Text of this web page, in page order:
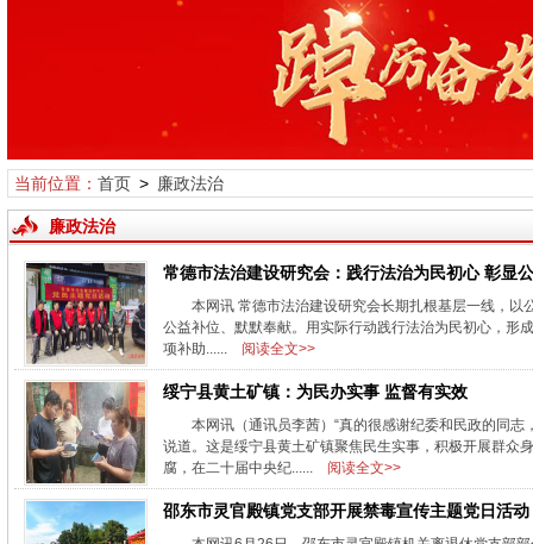
当前位置： 首页> 廉政法治
廉政法治
常德市法治建设研究会：践行法治为民初心 彰显
本网讯 常德市法治建设研究会长期扎根基层一线，
公益补位、默默奉献。用实际行动践行法治为民初心，形
项补助......
阅读全文>>
绥宁县黄土矿镇：为民办实事 监督有实效
本网讯（通讯员李茜）“真的很感谢纪委和民政的同
说道。这是绥宁县黄土矿镇聚焦民生实事，积极开展群众
腐，在二十届中央纪......
阅读全文>>
邵东市灵官殿镇党支部开展禁毒宣传主题党日活动